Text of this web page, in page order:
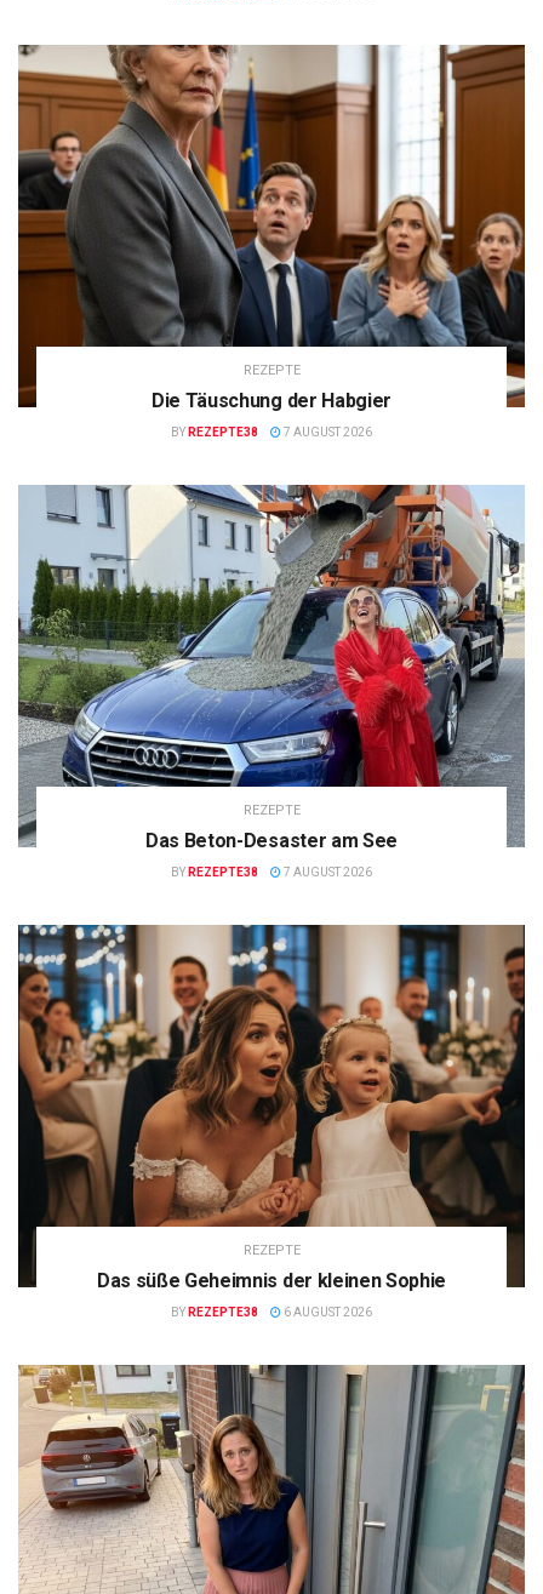
REZEPTE
Die Täuschung der Habgier
BY REZEPTE38 7 AUGUST 2026
REZEPTE
Das Beton-Desaster am See
BY REZEPTE38 7 AUGUST 2026
REZEPTE
Das süße Geheimnis der kleinen Sophie
BY REZEPTE38 6 AUGUST 2026